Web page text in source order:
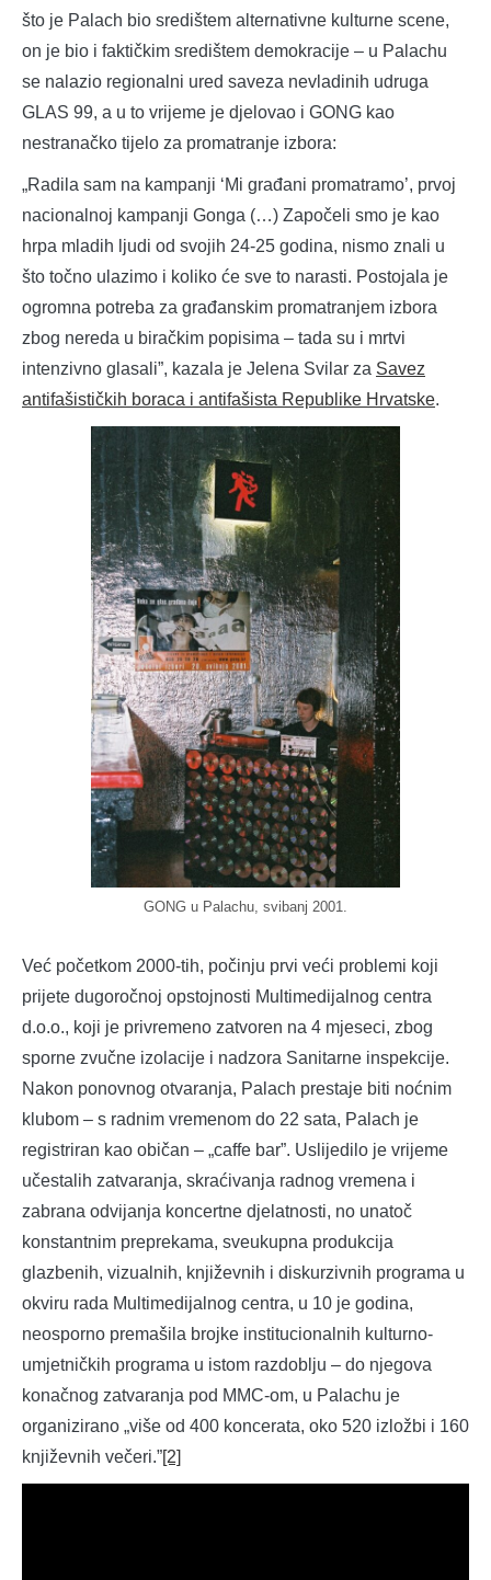
što je Palach bio središtem alternativne kulturne scene,
on je bio i faktičkim središtem demokracije – u Palachu
se nalazio regionalni ured saveza nevladinih udruga
GLAS 99, a u to vrijeme je djelovao i GONG kao
nestranačko tijelo za promatranje izbora:
„Radila sam na kampanji ‘Mi građani promatramo’, prvoj
nacionalnoj kampanji Gonga (…) Započeli smo je kao
hrpa mladih ljudi od svojih 24-25 godina, nismo znali u
što točno ulazimo i koliko će sve to narasti. Postojala je
ogromna potreba za građanskim promatranjem izbora
zbog nereda u biračkim popisima – tada su i mrtvi
intenzivno glasali”, kazala je Jelena Svilar za Savez
antifašističkih boraca i antifašista Republike Hrvatske.
GONG u Palachu, svibanj 2001.
Već početkom 2000-tih, počinju prvi veći problemi koji
prijete dugoročnoj opstojnosti Multimedijalnog centra
d.o.o., koji je privremeno zatvoren na 4 mjeseci, zbog
sporne zvučne izolacije i nadzora Sanitarne inspekcije.
Nakon ponovnog otvaranja, Palach prestaje biti noćnim
klubom – s radnim vremenom do 22 sata, Palach je
registriran kao običan – „caffe bar”. Uslijedilo je vrijeme
učestalih zatvaranja, skraćivanja radnog vremena i
zabrana odvijanja koncertne djelatnosti, no unatoč
konstantnim preprekama, sveukupna produkcija
glazbenih, vizualnih, književnih i diskurzivnih programa u
okviru rada Multimedijalnog centra, u 10 je godina,
neosporno premašila brojke institucionalnih kulturno-
umjetničkih programa u istom razdoblju – do njegova
konačnog zatvaranja pod MMC-om, u Palachu je
organizirano „više od 400 koncerata, oko 520 izložbi i 160
književnih večeri.”[2]